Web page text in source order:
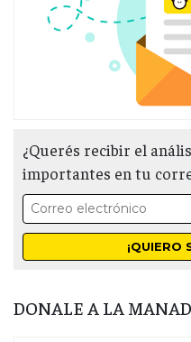
¿Querés recibir el
importantes en tu
DONALE A LA